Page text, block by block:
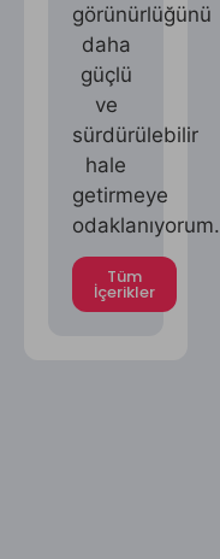
görünürlüğünü
daha
güçlü
ve
sürdürülebilir
hale
getirmeye
odaklanıyorum.
Tüm
İçerikler